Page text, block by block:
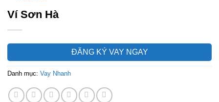
Ví Sơn Hà
ĐĂNG KÝ VAY NGAY
Danh mục: Vay Nhanh